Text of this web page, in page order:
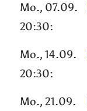
Mo., 07.09.
20:30:
Mo., 14.09.
20:30:
Mo., 21.09.